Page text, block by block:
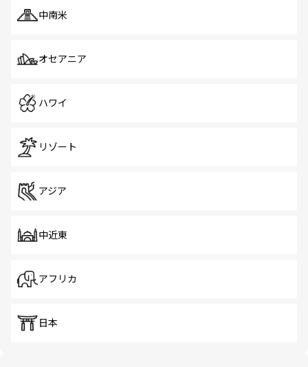
中南米
オセアニア
ハワイ
リゾート
アジア
中近東
アフリカ
日本